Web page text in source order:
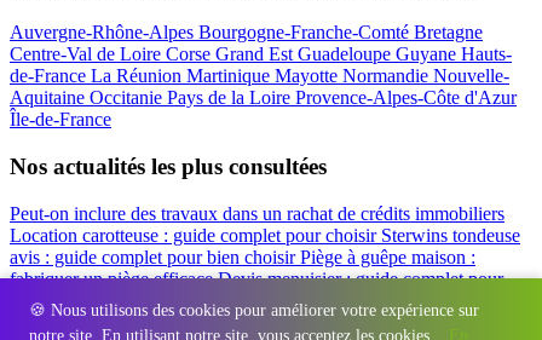
🍪 Nous utilisons des cookies pour améliorer votre expérience sur
notre site. En utilisant notre site, vous acceptez les cookies.
En
Auvergne-Rhône-Alpes Bourgogne-Franche-Comté Bretagne
Centre-Val de Loire Corse Grand EstGuadeloupe Guyane Hauts-
de-France La Réunion Martinique Mayotte Normandie Nouvelle-
Aquitaine Occitanie Pays de la Loire Provence-Alpes-Côte d'Azur
Île-de-France
Nos actualités les plus consultées
Peut-on inclure des travaux dans un rachat de crédits immobiliers
Location carotteuse : guide complet pour choisir Sterwins tondeuse
avis : guide complet pour bien choisirPiège à guêpe maison :
fabriquer un piège efficaceDevis menuisier : guide complet pour
obtenir le meilleur prix
Simulation rachat de crédit : regrouper prêt
travaux et crédits